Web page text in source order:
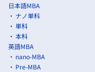
日本語MBA
ナノ単科
単科
本科
英語MBA
nano-MBA
Pre-MBA